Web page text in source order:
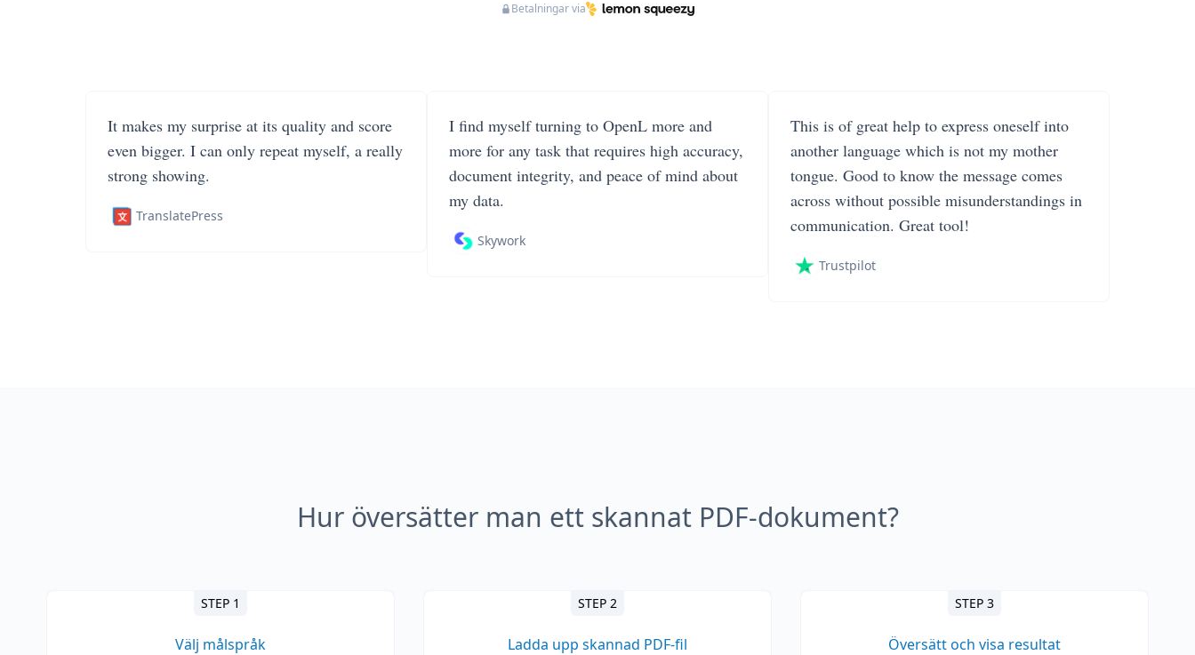
Betalningar via
It makes my surprise at its quality and score
even bigger. I can only repeat myself, a really
strong showing.
TranslatePress
I find myself turning to OpenL more and
more for any task that requires high accuracy,
document integrity, and peace of mind about
my data.
Skywork
This is of great help to express oneself into
another language which is not my mother
tongue. Good to know the message comes
across without possible misunderstandings in
communication. Great tool!
Trustpilot
Hur översätter man ett skannat PDF-dokument?
STEP 1
Välj målspråk
STEP 2
Ladda upp skannad PDF-fil
STEP 3
Översätt och visa resultat